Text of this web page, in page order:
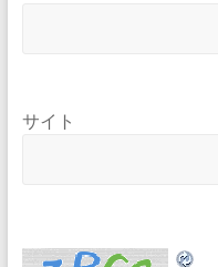
サイト